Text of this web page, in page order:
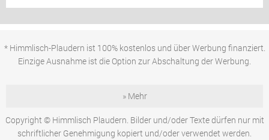
* Himmlisch-Plaudern ist 100% kostenlos und über Werbung finanziert.
Einzige Ausnahme ist die Option zur Abschaltung der Werbung.
» Mehr
Copyright © Himmlisch Plaudern. Bilder und/oder Texte dürfen nur mit
schriftlicher Genehmigung kopiert und/oder verwendet werden.